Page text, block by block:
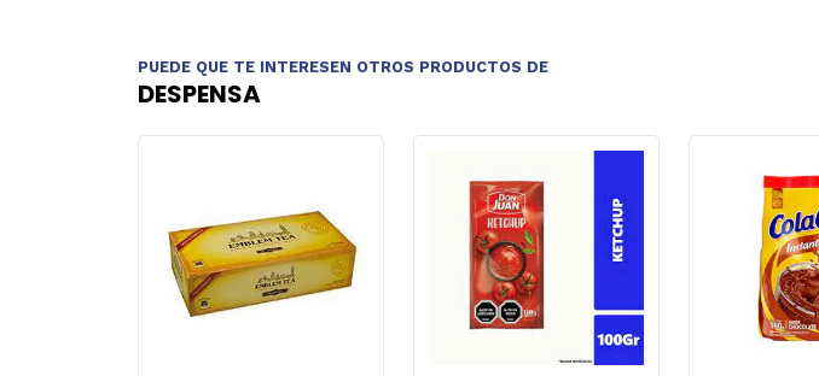
PUEDE QUE TE INTERESEN OTROS PRODUCTOS DE
DESPENSA